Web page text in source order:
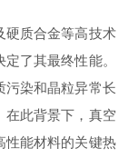
硬质合金等高技术
了其最终性能。
污染和晶粒异常长
在此背景下，真空
性能材料的关键热